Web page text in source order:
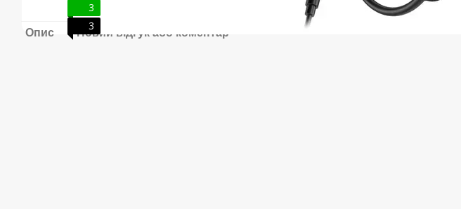
3
3
Опис Новий відгук або коментар